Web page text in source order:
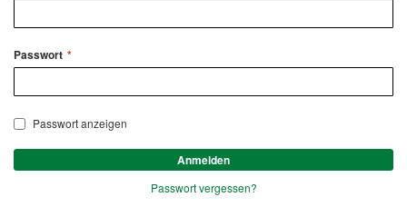
Passwort
Passwort anzeigen
Anmelden
Passwort vergessen?